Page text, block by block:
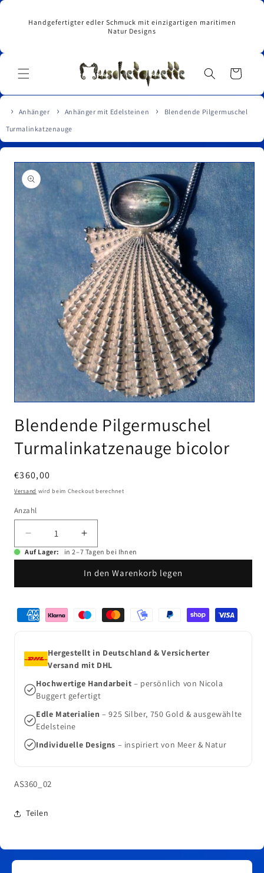
Inhalt
Handgefertigter edler Schmuck mit einzigartigen maritimen
Natur Designs
Warenkorb
Anhänger Anhänger mit Edelsteinen
Blendende Pilgermuschel
Turmalinkatzenauge
Medien
in
Modal
öffnen
Blendende Pilgermuschel
Turmalinkatzenauge bicolor
Normaler
Preis
€360,00
Versand wird beim Checkout berechnet
Anzahl
Anzahl
Verringere
die
Menge
Blendende
Turmalinkatzenauge
bicolor
Erhöhe
die
Menge
für
Blendende
Turmalinkatzenauge
bicolor
Auf Lager: in 2–7 Tagen bei Ihnen
In den Warenkorb legen
Zahlungsmethoden
Hergestellt in Deutschland & Versicherter
Versand mit DHL
Hochwertige Handarbeit – persönlich von Nicola
Buggert gefertigt
Edle Materialien – 925 Silber, 750 Gold & ausgewählte
Edelsteine
Individuelle Designs – inspiriert von Meer & Natur
SKU:
AS360_02
Teilen